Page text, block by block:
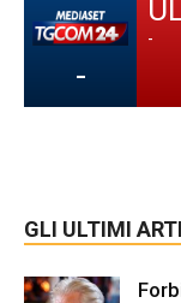
-
-
GLI ULTIMI